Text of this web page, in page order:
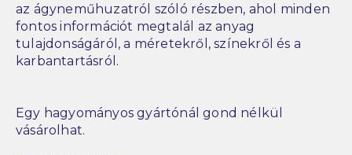
az ágyneműhuzatról szóló részben, ahol minden
fontos információt megtalál az anyag
tulajdonságáról, a méretekről, színekről és a
karbantartásról.
Egy hagyományos gyártónál gond nélkül
vásárolhat.